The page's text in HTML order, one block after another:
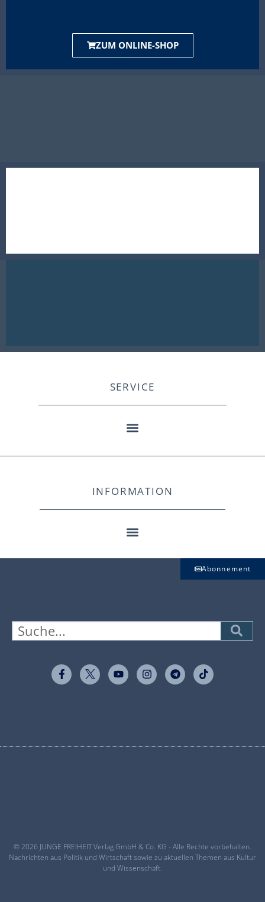
ZUM ONLINE-SHOP
SERVICE
INFORMATION
Abonnement
© 2026 JUNGE FREIHEIT Verlag GmbH & Co. KG - Alle Rechte vorbehalten.
Nachrichten aus Politik und Wirtschaft sowie zu aktuellen Themen aus Kultur
und Wissenschaft.